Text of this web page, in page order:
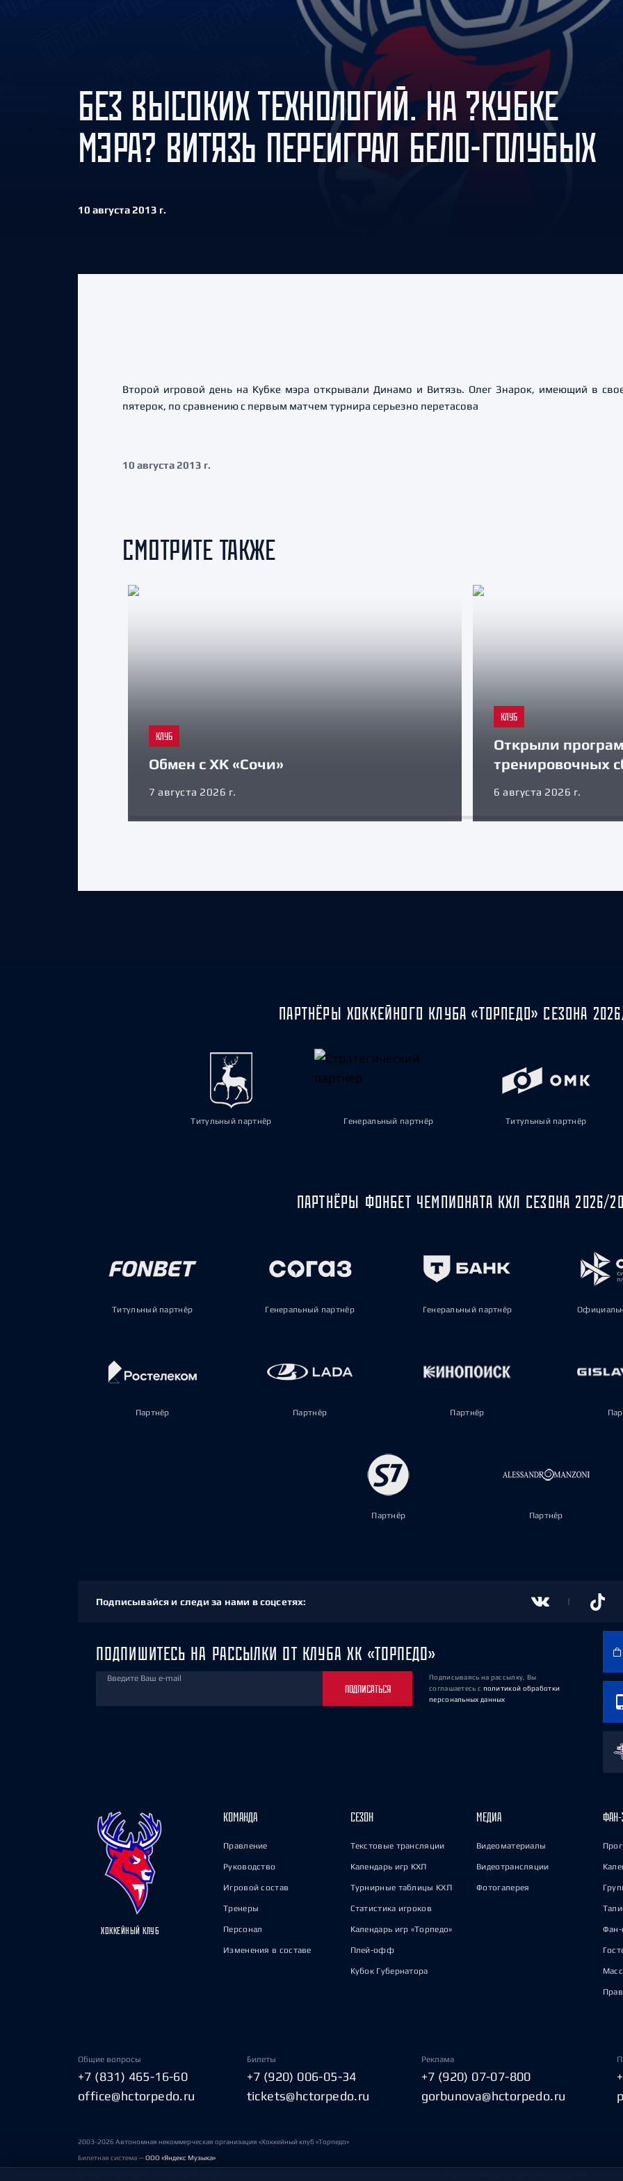
Амур
Барыс
Салават Юлаев
Сибирь
БЕЗ ВЫСОКИХ ТЕХНОЛОГИЙ. НА ?КУБКЕ
МЭРА? ВИТЯЗЬ ПЕРЕИГРАЛ БЕЛО-ГОЛУБЫХ
10 августа 2013 г.
Второй игровой день на Кубке мэра открывали Динамо и Витязь. Олег Знарок, имеющий в
пятерок, по сравнению с первым матчем турнира серьезно перетасова
10 августа 2013 г.
СМОТРИТЕ ТАКЖЕ
КЛУБ
Обмен с ХК «Сочи»
7 августа 2026 г.
КЛУБ
Открыли
тренировочных
6 августа 2026 г.
ПАРТНЁРЫ ХОККЕЙНОГО КЛУБА «ТОРПЕДО» СЕЗОНА
Титульный партнёр Генеральный партнёр Титульный партнёр
ПАРТНЁРЫ ФОНБЕТ ЧЕМПИОНАТА КХЛ СЕЗОНА 2026/
Титульный партнёр Генеральный партнёр Генеральный партнёр
Партнёр Партнёр Партнёр
Партнёр Партнёр
Подписывайся и следи за нами в соцсетях:
ПОДПИШИТЕСЬ НА РАССЫЛКИ ОТ КЛУБА ХК «ТОРПЕДО»
Введите Ваш e-mail
ПОДПИСАТЬСЯ
Подписываясь на рассылку, Вы
соглашаетесь с политикой обработки
персональных данных
ХОККЕЙНЫЙ КЛУБ
КОМАНДА
Правление
Руководство
Игровой состав
Тренеры
Персонал
Изменения в составе
СЕЗОН
Текстовые трансляции
Календарь игр КХЛ
Турнирные таблицы КХЛ
Статистика игроков
Календарь игр «Торпедо»
Плей-офф
Кубок Губернатора
МЕДИА
Видеоматериалы
Видеотрансляции
Фотогалерея
ФАН-
Фан-
Общие вопросы
+7 (831) 465-16-60
office@hctorpedo.ru
Билеты
+7 (920) 006-05-34
tickets@hctorpedo.ru
Реклама
+7 (920) 07-07-800
gorbunova@hctorpedo.ru
2003-2026 Автономная некоммерческая организация «Хоккейный клуб «Торпедо»
Билетная система —ООО «Яндекс Музыка»